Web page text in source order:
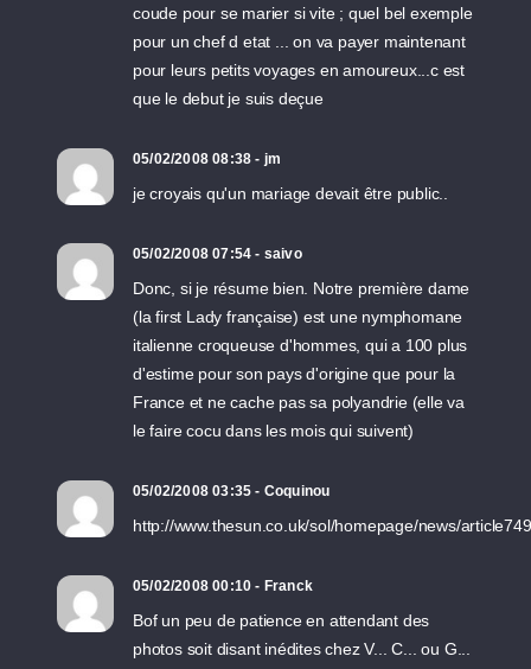
coude pour se marier si vite ; quel bel exemple
pour un chef d etat ... on va payer maintenant
pour leurs petits voyages en amoureux...c est
que le debut je suis deçue
05/02/2008 08:38 - jm
je croyais qu'un mariage devait être public..
05/02/2008 07:54 - saivo
Donc, si je résume bien. Notre première dame
(la first Lady française) est une nymphomane
italienne croqueuse d'hommes, qui a 100 plus
d'estime pour son pays d'origine que pour la
France et ne cache pas sa polyandrie (elle va
le faire cocu dans les mois qui suivent)
05/02/2008 03:35 - Coquinou
http://www.thesun.co.uk/sol/homepage/news/
05/02/2008 00:10 - Franck
Bof un peu de patience en attendant des
photos soit disant inédites chez V... C... ou G...